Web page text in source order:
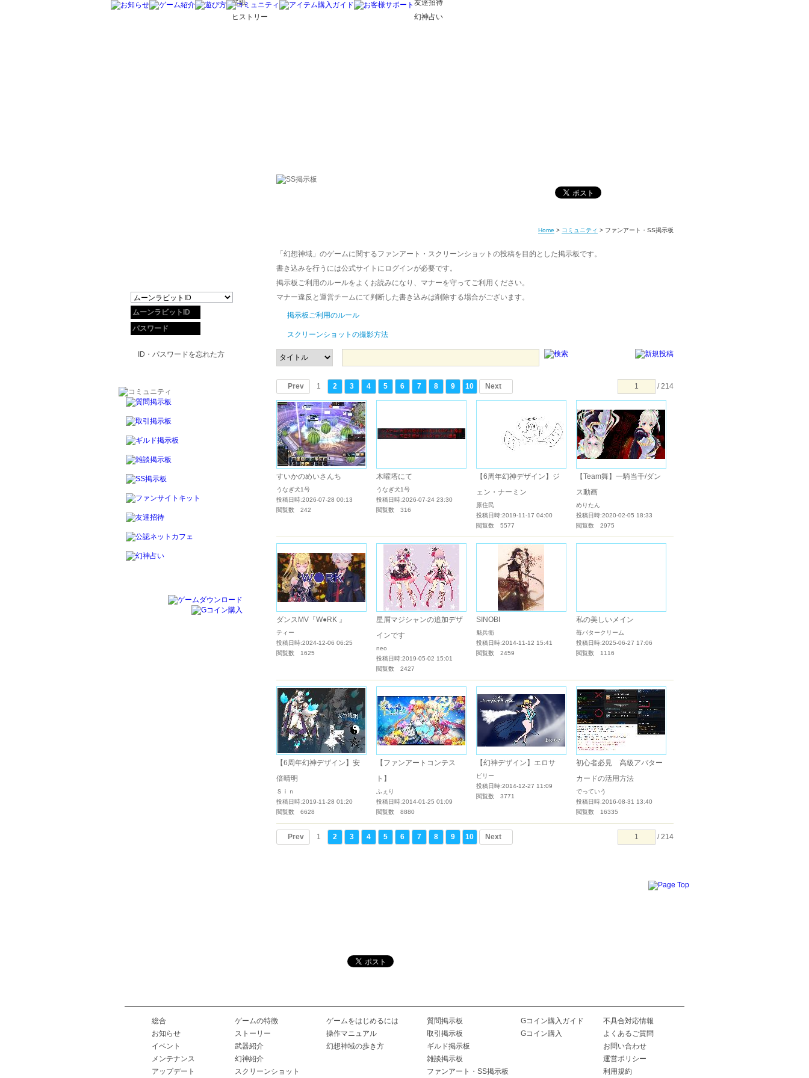
壁紙
ヒストリー
友達招待
幻神占い
Home > コミュニティ > ファンアート・SS掲示板
「幻想神域」のゲームに関するファンアート・スクリーンショットの投稿を目的とした掲示板です。
書き込みを行うには公式サイトにログインが必要です。
掲示板ご利用のルールをよくお読みになり、マナーを守ってご利用ください。
マナー違反と運営チームにて判断した書き込みは削除する場合がございます。
掲示板ご利用のルール
スクリーンショットの撮影方法
Prev 1 2 3 4 5 6 7 8 9 10 Next / 214
すいかのめいさんち
うなぎ犬1号
投稿日時:2026-07-28 00:13
閲覧数 242
木曜塔にて
うなぎ犬1号
投稿日時:2026-07-24 23:30
閲覧数 316
【6周年幻神デザイン】ジ
ェン・ナーミン
原住民
投稿日時:2019-11-17 04:00
閲覧数 5577
【Team舞】一騎当千/ダン
ス動画
めりたん
投稿日時:2020-02-05 18:33
閲覧数 2975
ダンスMV『W●RK 』
ティー
投稿日時:2024-12-06 06:25
閲覧数 1625
星屑マジシャンの追加デザ
インです
neo
投稿日時:2019-05-02 15:01
閲覧数 2427
SINOBI
魁兵衛
投稿日時:2014-11-12 15:41
閲覧数 2459
私の美しいメイン
苺バタークリーム
投稿日時:2025-06-27 17:06
閲覧数 1116
【6周年幻神デザイン】安
倍晴明
Ｓｉｎ
投稿日時:2019-11-28 01:20
閲覧数 6628
【ファンアートコンテス
ト】
ふぇり
投稿日時:2014-01-25 01:09
閲覧数 8880
【幻神デザイン】エロサ
ビリー
投稿日時:2014-12-27 11:09
閲覧数 3771
初心者必見 高級アバター
カードの活用方法
でっていう
投稿日時:2016-08-31 13:40
閲覧数 16335
Prev 1 2 3 4 5 6 7 8 9 10 Next / 214
ID・パスワードを忘れた方
総合
お知らせ
イベント
メンテナンス
アップデート
ゲームの特徴
ストーリー
武器紹介
幻神紹介
スクリーンショット
ゲームをはじめるには
操作マニュアル
幻想神域の歩き方
質問掲示板
取引掲示板
ギルド掲示板
雑談掲示板
ファンアート・SS掲示板
Gコイン購入ガイド
Gコイン購入
不具合対応情報
よくあるご質問
お問い合わせ
運営ポリシー
利用規約